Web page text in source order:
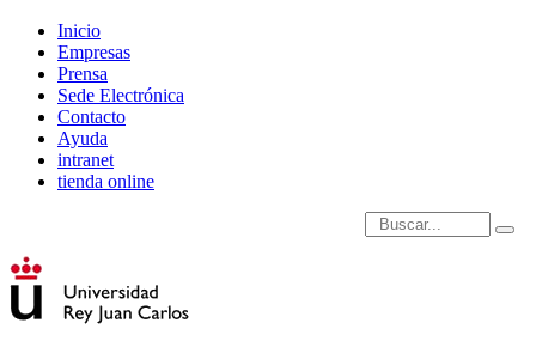
Inicio
Empresas
Prensa
Sede Electrónica
Contacto
Ayuda
intranet
tienda online
Introduce términos de